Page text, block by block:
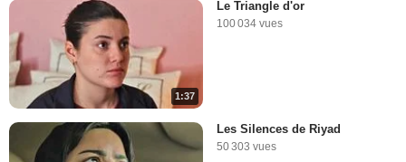
1:37
Le Triangle d'or
100 034 vues
Les Silences de Riyad
50 303 vues